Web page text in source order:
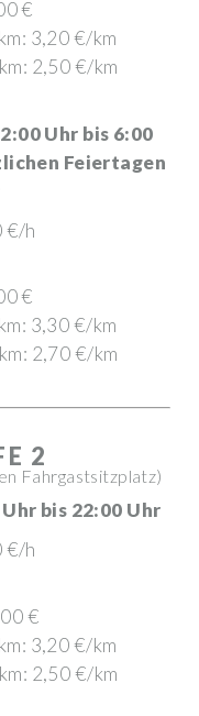
€
3,20 €/km
2,50 €/km
Uhr bis 6:00
Feiertagen
€/h
€
3,30 €/km
2,70 €/km
2
Fahrgastsitzplatz)
bis 22:00 Uhr
€/h
€
3,20 €/km
2,50 €/km